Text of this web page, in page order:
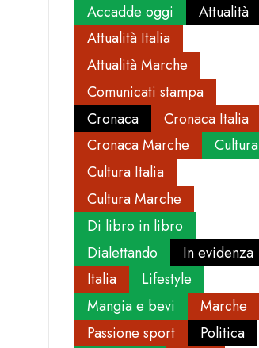
Accadde oggi
Attualità
Attualità Italia
Attualità Marche
Comunicati stampa
Cronaca
Cronaca Italia
Cronaca Marche
Cultura
Cultura Italia
Cultura Marche
Di libro in libro
Dialettando
In evidenza
Italia
Lifestyle
Mangia e bevi
Marche
Passione sport
Politica